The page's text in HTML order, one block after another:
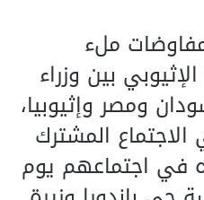
ملء
بين وزراء
ومصر وإثيوبيا،
المشترك
في اجتماعهم يوم